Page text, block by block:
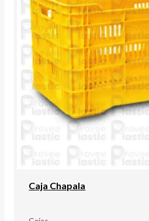
Caja Chapala